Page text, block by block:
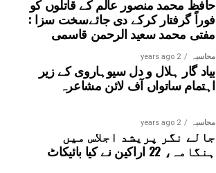
حافظ محمد منصور عالم کے قاتلوں کو
فوراً گرفتار کرکے دی جائےسخت سزا :
مفتی محمد سعید الرحمن قاسمی
محاسبہ 2 years ago
بیاد گار ہلال و دل سیوہاروی کے زیر
اہتمام ساتواں آف لائن مشاعرہ
محاسبہ 2 years ago
جالے نگر پریشد اجلاس میں
ہنگامہ، 22 اراکین نے کیا بائیکاٹ